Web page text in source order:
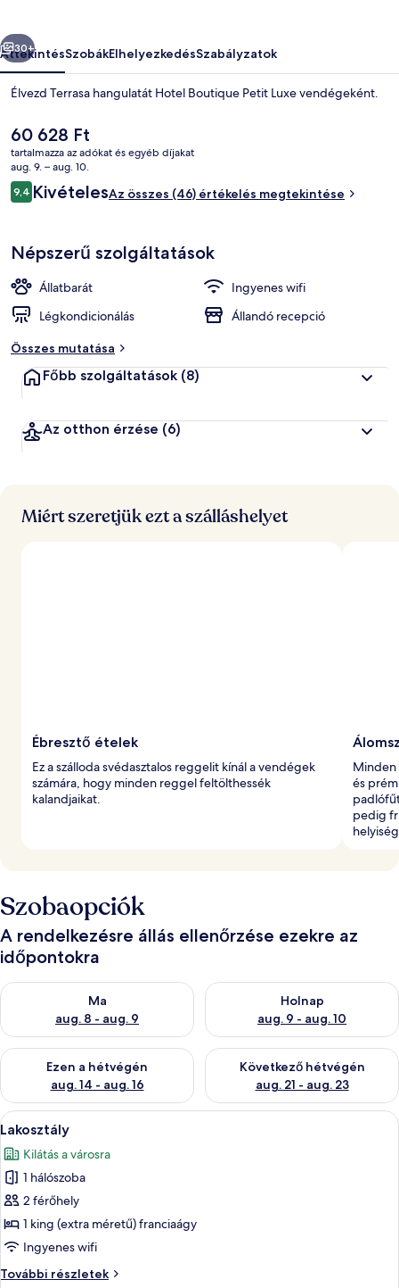
Következő
30+
ÁttekintésSzobákElhelyezkedésSzabályzatok
Élvezd Terrasa hangulatát Hotel Boutique Petit Luxe vendégeként.
A
jelenlegi
ár
60 628 Ft
60 628 Ft
tartalmazza az adókat és egyéb díjakat
aug. 9. – aug. 10.
Értékelések
9,49,4 ennyiből: 10
KivételesAz összes (46) értékelés megtekintése
Népszerű szolgáltatások
Állatbarát
Ingyenes wifi
Légkondicionálás
Állandó recepció
Összes mutatása
Főbb szolgáltatások (8)
Az otthon érzése (6)
Miért szeretjük ezt a szálláshelyet
Ébresztő ételek
Ez a szálloda svédasztalos reggelit kínál a vendégek
számára, hogy minden reggel feltölthessék
kalandjaikat.
Minden
és
pedig
Szobaopciók
A rendelkezésre állás ellenőrzése ezekre az
időpontokra
Ma
aug. 8 - aug. 9
A ma esti rendelkezésre állás ellenőrzése: aug. 8 - aug. 9
Holnap
aug. 9 - aug. 10
A holnapi rendelkezésre állás
Ezen a hétvégén
aug. 14 - aug. 16
A mostani hétvégi rendelkezésre állás ellenőrzése: aug. 14 -
Következő hétvégén
aug. 21 - aug. 23
A következő hétvégi
A
következő
szoba
összes
képének
megtekintése:
Lakosztály
Egy modern szállodai szoba,
9
Lakosztály
Kilátás a városra
1 hálószoba
2 férőhely
1 king (extra méretű) franciaágy
Ingyenes wifi
További részletek
Lakosztály